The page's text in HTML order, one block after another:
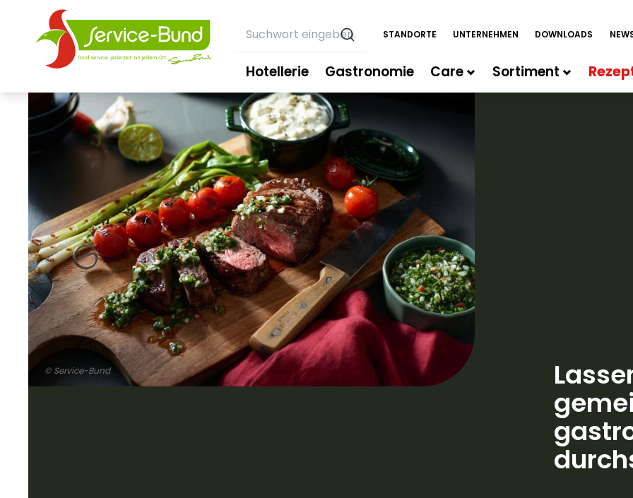
STANDORTE UNTERNEHMEN DOWNLOADS
Hotellerie Gastronomie Care Sortiment
© Service-Bund